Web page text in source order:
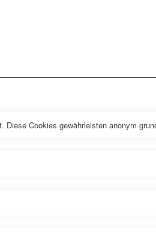
Cookies gewährleisten anonym